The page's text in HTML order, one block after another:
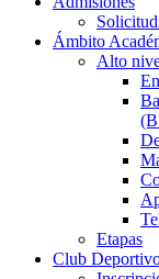
Ámbito
Alto
Etapas
Club